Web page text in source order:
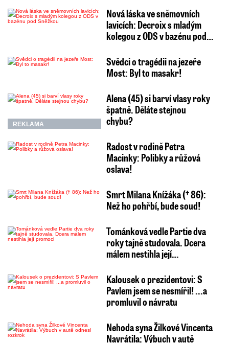
Nová láska ve sněmovních
lavicích: Decroix s mladým
kolegou z ODS v bazénu pod…
Svědci o tragédii na jezeře
Most: Byl to masakr!
REKLAMA
Alena (45) si barví vlasy roky
špatně. Děláte stejnou
chybu?
Radost v rodině Petra
Macinky: Polibky a růžová
oslava!
Smrt Milana Knížáka († 86):
Než ho pohřbí, bude soud!
Tománková vedle Partie dva
roky tajně studovala. Dcera
málem nestihla její…
Kalousek o prezidentovi: S
Pavlem jsem se nesmířil! ...a
promluvil o návratu
Nehoda syna Žilkové Vincenta
Navrátila: Výbuch v autě